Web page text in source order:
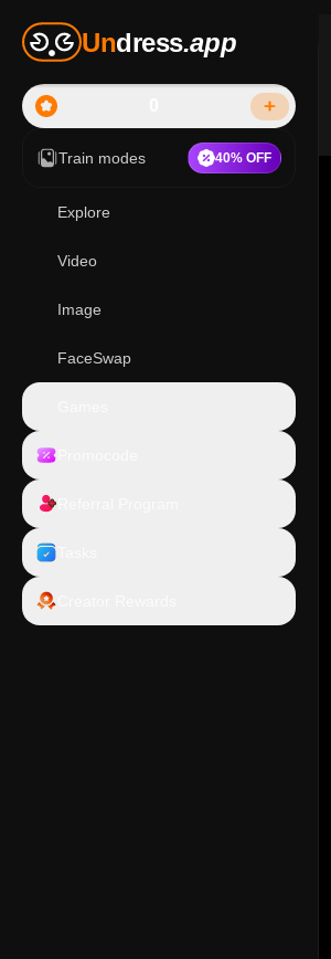
Undress.app
Train modes 40% OFF
Explore
Video
Image
FaceSwap